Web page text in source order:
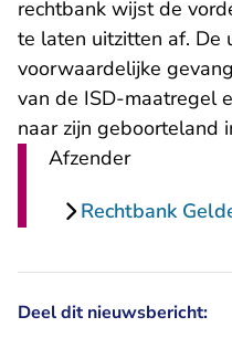
rechtbank wijst de
te laten uitzitten af. De
voorwaardelijke
van de ISD-maatregel
naar zijn geboorteland
Afzender
Rechtbank
Deel dit nieuwsbericht: